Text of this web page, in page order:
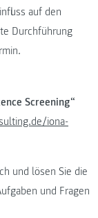
auf den
Durchführung
Screening“
iona-
und lösen Sie die
und Fragen